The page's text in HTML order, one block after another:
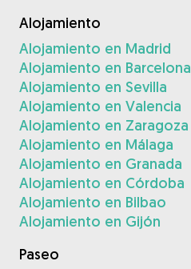
Alojamiento
Alojamiento en Madrid
Alojamiento en Barcelona
Alojamiento en Sevilla
Alojamiento en Valencia
Alojamiento en Zaragoza
Alojamiento en Málaga
Alojamiento en Granada
Alojamiento en Córdoba
Alojamiento en Bilbao
Alojamiento en Gijón
Paseo